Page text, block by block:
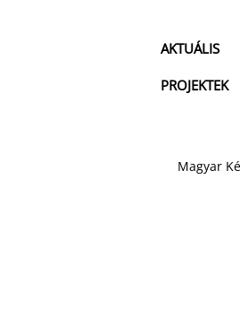
AKTUÁLIS
PROJEKTEK
Magyar